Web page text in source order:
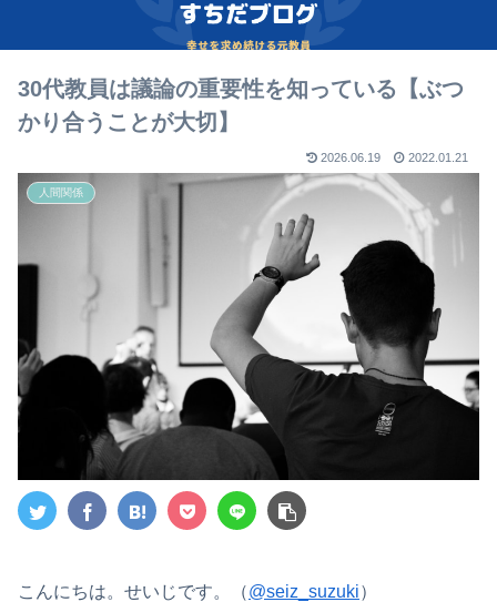
30代教員は議論の重要性を知っている【ぶつ
かり合うことが大切】
2026.06.19 2022.01.21
人間関係
こんにちは。せいじです。（@seiz_suzuki）